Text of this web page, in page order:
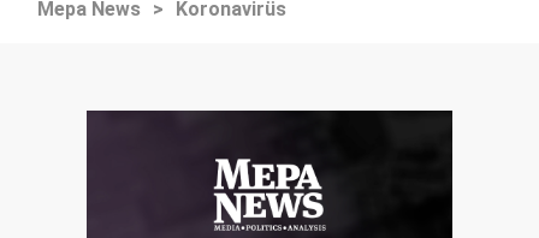
Mepa News > Koronavirüs